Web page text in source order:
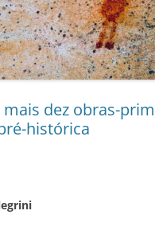
mais dez obras-
histórica